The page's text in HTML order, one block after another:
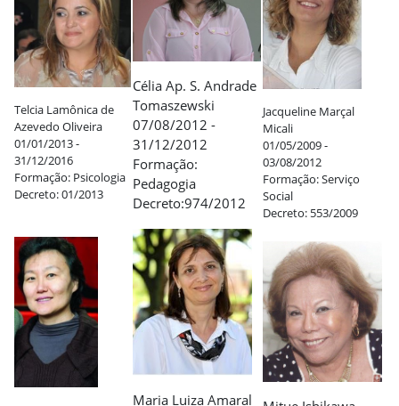
Telcia Lamônica de
Azevedo Oliveira
01/01/2013 -
31/12/2016
Formação: Psicologia
Decreto: 01/2013
Célia Ap. S. Andrade
Tomaszewski
07/08/2012 -
31/12/2012
Formação:
Pedagogia
Decreto:974/2012
Jacqueline Marçal
Micali
01/05/2009 -
03/08/2012
Formação: Serviço
Social
Decreto: 553/2009
Maria Luiza Amaral